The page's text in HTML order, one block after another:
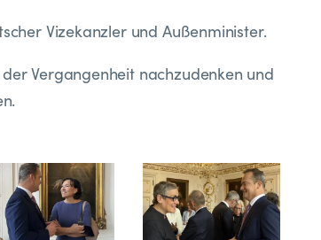
Vizekanzler und Außenminister.
Vergangenheit nachzudenken und